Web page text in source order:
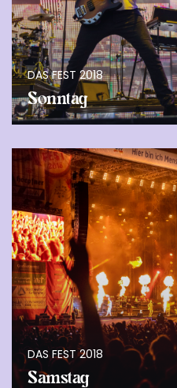
DAS FEST 2018
Sonntag
DAS FEST 2018
Samstag